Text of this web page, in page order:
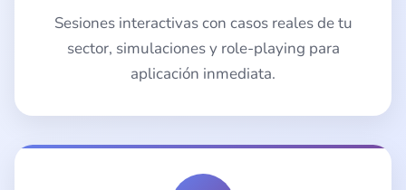
Sesiones interactivas con casos reales de tu
sector, simulaciones y role-playing para
aplicación inmediata.